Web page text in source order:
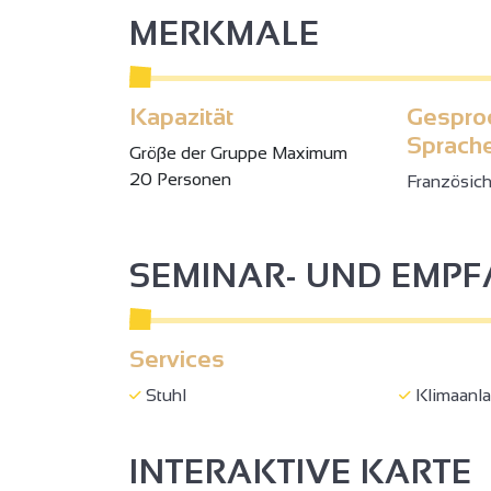
MERKMALE
Kapazität
Gröβe der Gruppe Maximum
20 Personen
Französich
SEMINAR- UND
Services
Stuhl
INTERAKTIVE KARTE
2